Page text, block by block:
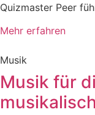
Quizmaster Peer
Mehr erfahren
Musik
Musik für